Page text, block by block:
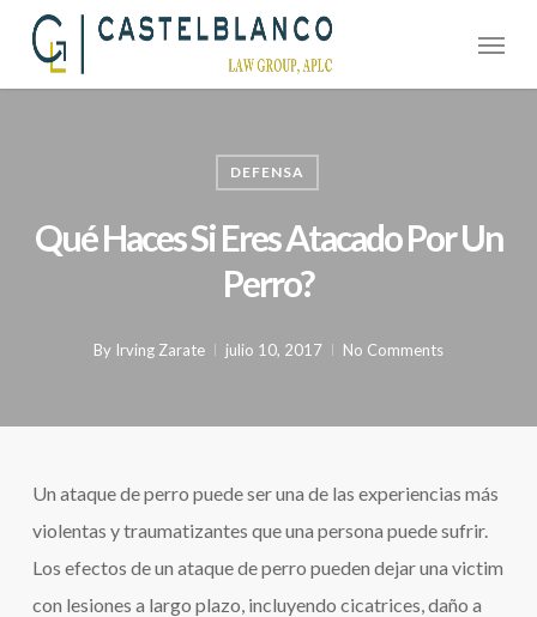
main
Menu
DEFENSA
Qué Haces Si Eres Atacado Por Un
Perro?
By Irving Zarate julio 10, 2017 No Comments
Un ataque de perro puede ser una de las experiencias más
violentas y traumatizantes que una persona puede sufrir.
Los efectos de un ataque de perro pueden dejar una victim
con lesiones a largo plazo, incluyendo cicatrices, daño a